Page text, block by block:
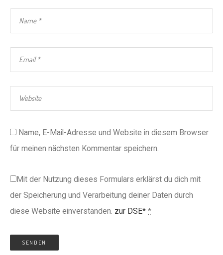
Name, E-Mail-Adresse und Website in diesem Browser
für meinen nächsten Kommentar speichern.
Mit der Nutzung dieses Formulars erklärst du dich mit
der Speicherung und Verarbeitung deiner Daten durch
diese Website einverstanden. zur DSE* *